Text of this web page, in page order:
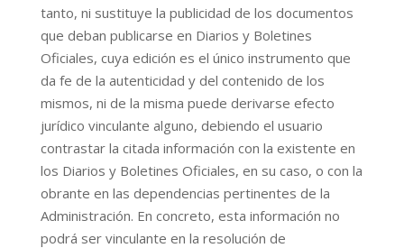
tanto, ni sustituye la publicidad de los documentos
que deban publicarse en Diarios y Boletines
Oficiales, cuya edición es el único instrumento que
da fe de la autenticidad y del contenido de los
mismos, ni de la misma puede derivarse efecto
jurídico vinculante alguno, debiendo el usuario
contrastar la citada información con la existente en
los Diarios y Boletines Oficiales, en su caso, o con la
obrante en las dependencias pertinentes de la
Administración. En concreto, esta información no
podrá ser vinculante en la resolución de